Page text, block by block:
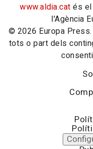
www.aldia.cat és
l'Agència
© 2026 Europa
tots o part dels